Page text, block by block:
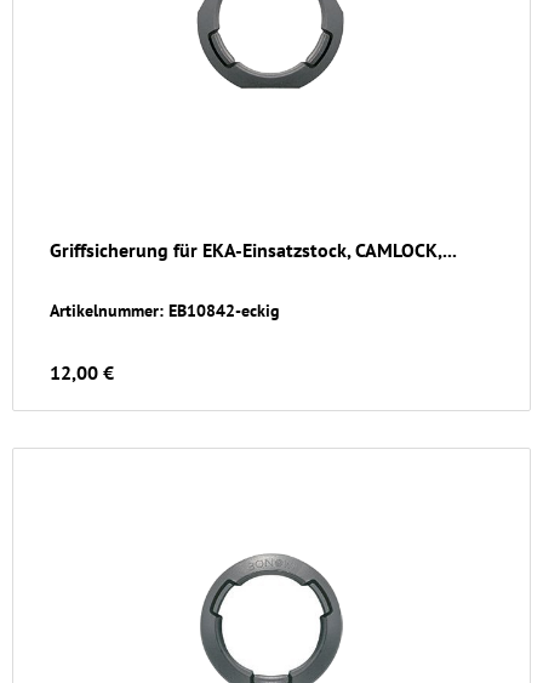
Griffsicherung für EKA-Einsatzstock, CAMLOCK,...
Artikelnummer: EB10842-eckig
12,00 €